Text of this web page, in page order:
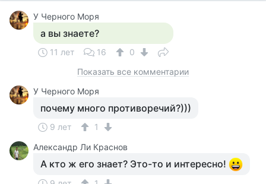
У Черного Моря
а вы знаете?
11 лет 16
0
Показать все комментарии
У Черного Моря
почему много противоречий?)))
9 лет
1
Александр Ли Краснов
А кто ж его знает? Это-то и интересно!